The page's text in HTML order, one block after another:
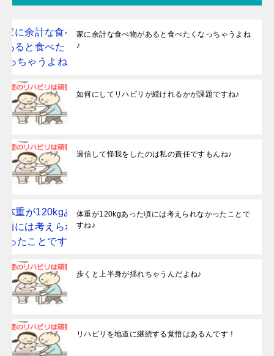
家に余計な食べ物があると食べたくなっちゃうよね
♪
如何にしてリハビリが続けれるかが課題ですね♪
過信して怪我をしたのは私の責任ですもんね♪
体重が120kgあった頃には考えられなかったことで
すね♪
歩くと上半身が揺れちゃうんだよね♪
リハビリを地道に継続する覚悟はあるんです！